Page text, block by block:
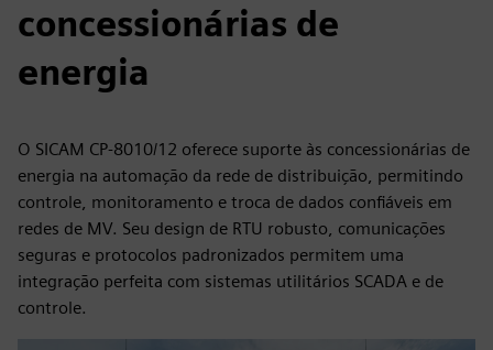
concessionárias de
energia
O SICAM CP-8010/12 oferece suporte às concessionárias de
energia na automação da rede de distribuição, permitindo
controle, monitoramento e troca de dados confiáveis em
redes de MV. Seu design de RTU robusto, comunicações
seguras e protocolos padronizados permitem uma
integração perfeita com sistemas utilitários SCADA e de
controle.